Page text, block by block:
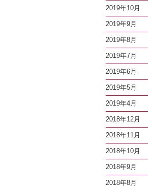
2019年10月
2019年9月
2019年8月
2019年7月
2019年6月
2019年5月
2019年4月
2018年12月
2018年11月
2018年10月
2018年9月
2018年8月